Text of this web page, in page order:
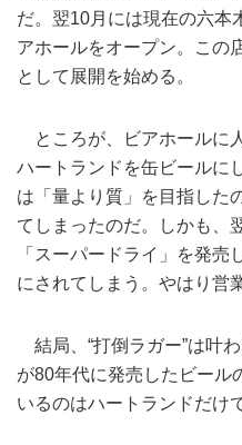
だ。翌10月には現在の六本
アホールをオープン。この
として展開を始める。
ところが、ビアホールに
ハートランドを缶ビールに
は「量より質」を目指した
てしまったのだ。しかも、
「スーパードライ」を発
にされてしまう。やはり営
結局、“打倒ラガー”は叶
が80年代に発売したビール
いるのはハートランドだけ